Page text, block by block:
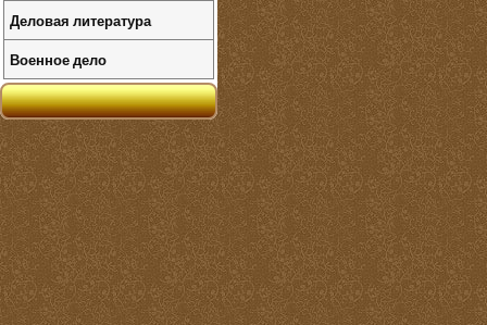
Деловая литература
Военное дело